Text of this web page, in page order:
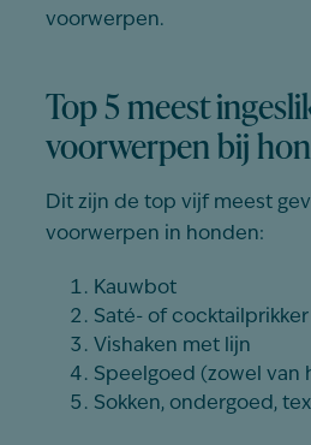
voorwerpen.
Top 5 meest
voorwerpen bij
Dit zijn de top vijf meest
voorwerpen in honden:
Kauwbot
Saté- of cocktailprikker
Vishaken met lijn
Speelgoed (zowel van
Sokken, ondergoed,